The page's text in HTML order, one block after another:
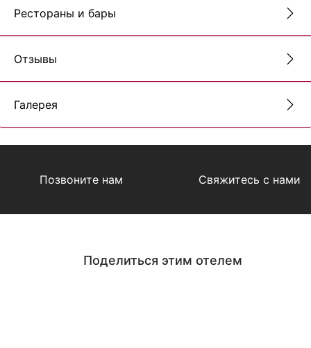
Рестораны и бары
Отзывы
Галерея
Позвоните нам Свяжитесь с нами
Поделиться этим отелем